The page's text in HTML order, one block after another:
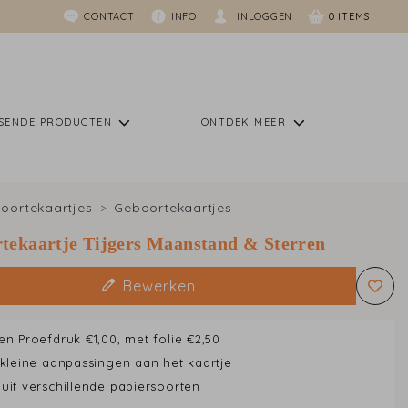
CONTACT INFO INLOGGEN 0
PRODUCTEN ONTDEK MEER
Geboortekaartjes
Tijgers Maanstand & Sterren
Bewerken
Proefdruk €1,00, met folie €2,50
aanpassingen aan het kaartje
uit verschillende papiersoorten